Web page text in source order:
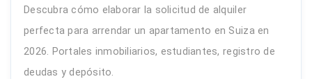
Descubra cómo elaborar la solicitud de alquiler
perfecta para arrendar un apartamento en Suiza en
2026. Portales inmobiliarios, estudiantes, registro de
deudas y depósito.